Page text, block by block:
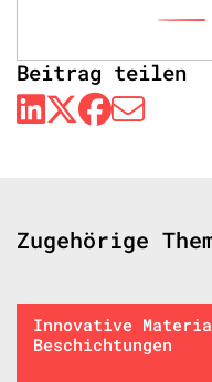
Beitrag teilen
Zugehörige
Innovative
Beschichtungen